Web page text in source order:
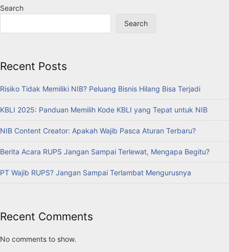
Search
Search
Recent Posts
Risiko Tidak Memiliki NIB? Peluang Bisnis Hilang Bisa Terjadi
KBLI 2025: Panduan Memilih Kode KBLI yang Tepat untuk NIB
NIB Content Creator: Apakah Wajib Pasca Aturan Terbaru?
Berita Acara RUPS Jangan Sampai Terlewat, Mengapa Begitu?
PT Wajib RUPS? Jangan Sampai Terlambat Mengurusnya
Recent Comments
No comments to show.